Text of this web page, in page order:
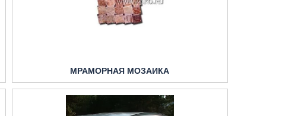
МРАМОРНАЯ МОЗАИКА